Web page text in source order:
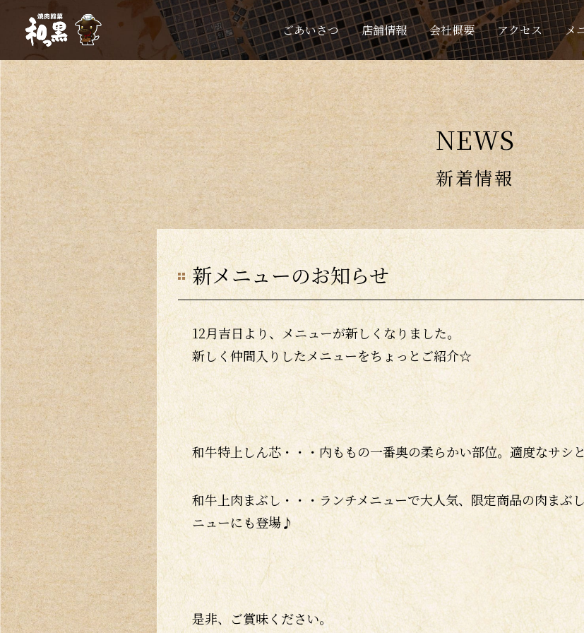
ごあいさつ 店舗情報 会社概要 アクセス メ
NEWS
新着情報
新メニューのお知らせ
12月吉日より、メニューが新しくなりました。
新しく仲間入りしたメニューをちょっとご紹介☆
和牛特上しん芯・・・内ももの一番奥の柔らかい部位。適度なサシ
和牛上肉まぶし・・・ランチメニューで大人気、限定商品の肉まぶ
ニューにも登場♪
是非、ご賞味ください。